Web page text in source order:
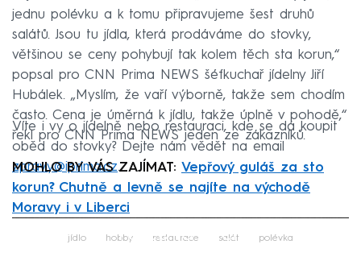
jednu polévku a k tomu připravujeme šest druhů
salátů. Jsou tu jídla, která prodáváme do stovky,
většinou se ceny pohybují tak kolem těch sta korun,“
popsal pro CNN Prima NEWS šéfkuchař jídelny Jiří
Hubálek. „Myslím, že vaří výborně, takže sem chodím
často. Cena je úměrná k jídlu, takže úplně v pohodě,“
řekl pro CNN Prima NEWS jeden ze zákazníků.
Víte i vy o jídelně nebo restauraci, kde se dá koupit
oběd do stovky? Dejte nám vědět na email
zpravy@iprima.cz.
MOHLO BY VÁS ZAJÍMAT: Vepřový guláš za sto
korun? Chutně a levně se najíte na východě
Moravy i v Liberci
Failed to fetch
jídlo hobby restaurace salát polévka